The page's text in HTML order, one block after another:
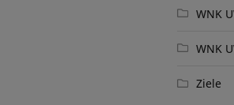
WNK
WNK
Ziele